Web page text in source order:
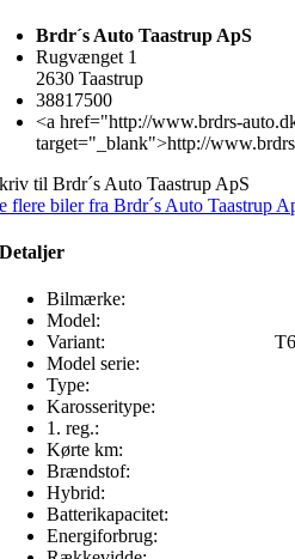
Brdr´s Auto Taastrup ApS
Rugvænget 1
2630 Taastrup
38817500
<a href="http://www.brdrs-
target="_blank">http://
til Brdr´s Auto Taastrup ApS
flere biler fra Brdr´s Auto Taastrup
Detaljer
Bilmærke:
Model:
Variant:
Model serie:
Type:
Karosseritype:
1. reg.:
Kørte km:
Brændstof:
Hybrid:
Batterikapacitet:
Energiforbrug: